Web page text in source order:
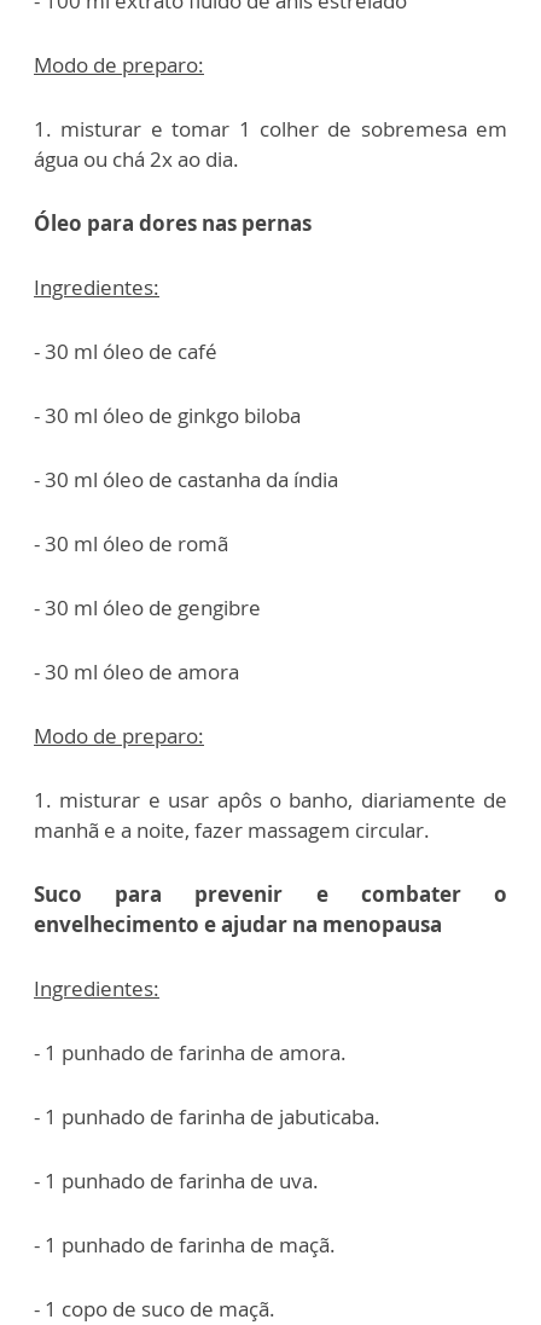
Modo de preparo:
1. misturar e tomar 1 colher de sobremesa em
água ou chá 2x ao dia.
Óleo para dores nas pernas
Ingredientes:
- 30 ml óleo de café
- 30 ml óleo de ginkgo biloba
- 30 ml óleo de castanha da índia
- 30 ml óleo de romã
- 30 ml óleo de gengibre
- 30 ml óleo de amora
Modo de preparo:
1. misturar e usar apôs o banho, diariamente de
manhã e a noite, fazer massagem circular.
Suco para prevenir e combater o
envelhecimento e ajudar na menopausa
Ingredientes:
- 1 punhado de farinha de amora.
- 1 punhado de farinha de jabuticaba.
- 1 punhado de farinha de uva.
- 1 punhado de farinha de maçã.
- 1 copo de suco de maçã.